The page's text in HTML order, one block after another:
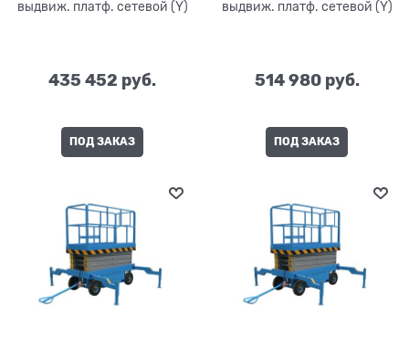
выдвиж. платф. сетевой (Y)
435 452 руб.
ПОД ЗАКАЗ
выдвиж. платф. сетевой (Y)
514 980 руб.
ПОД ЗАКАЗ